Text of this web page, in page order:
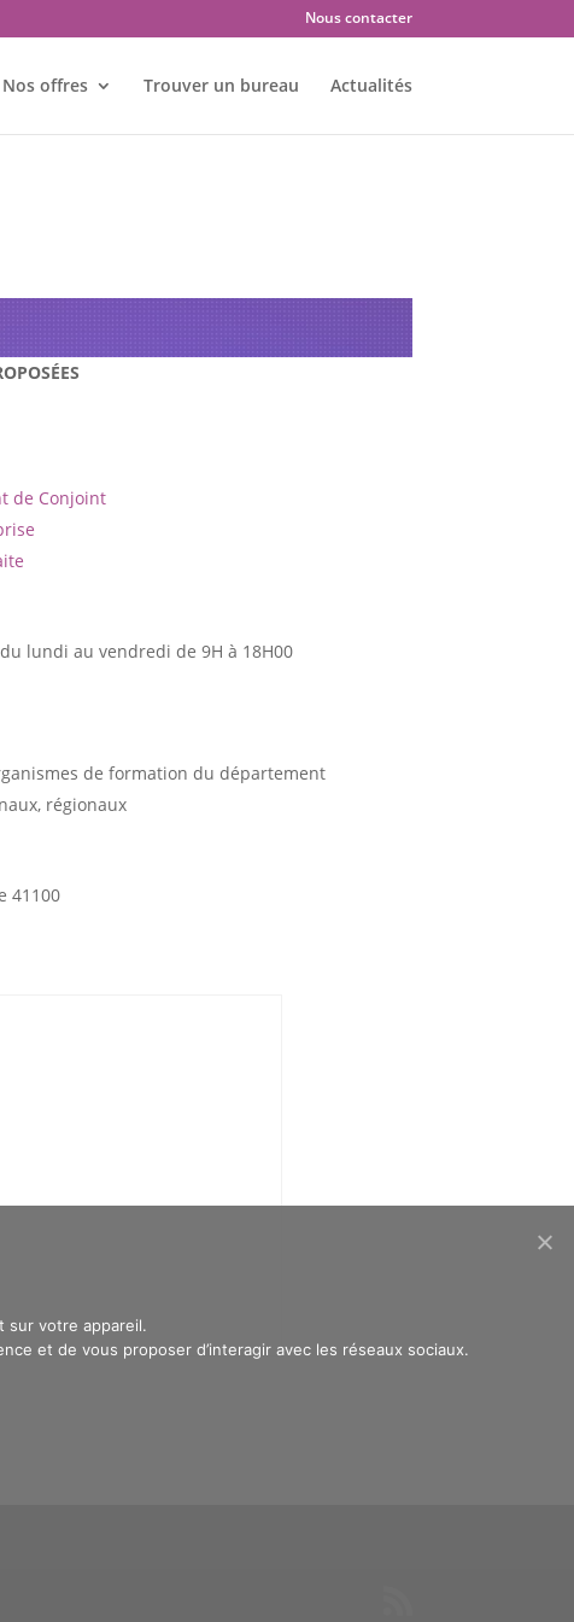
Nous contacter
Nos offres Trouver un bureau Actualités
VENDÔME – 41100
de Conjoint
lundi au vendredi de 9H à 18H00
de formation du département
régionaux
41100
sur votre appareil.
et de vous proposer d’interagir avec les réseaux sociaux.